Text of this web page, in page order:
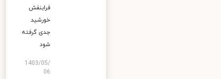
فرابنفش
خورشید
جدی گرفته
شود
1403/05/
06